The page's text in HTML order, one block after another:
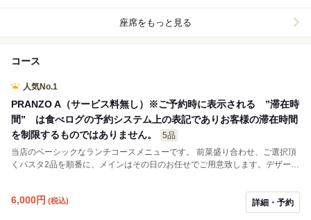
座席をもっと見る
コース
人気No.1
PRANZO A（サービス料無し）※ご予約時に表示される ”滞在時
間” は食べログの予約システム上の表記でありお客様の滞在時間
を制限するものではありません。
5品
当店のベーシックなランチコースメニューです。 前菜盛り合わせ、ご選択頂
くパスタ2品を順番に、メインはその日のお任せでご用意致します。デザー
間” は食べログの予約システム上の表記でありお客様の滞在時間を制限する
6,000円 (税込) 詳細・予約